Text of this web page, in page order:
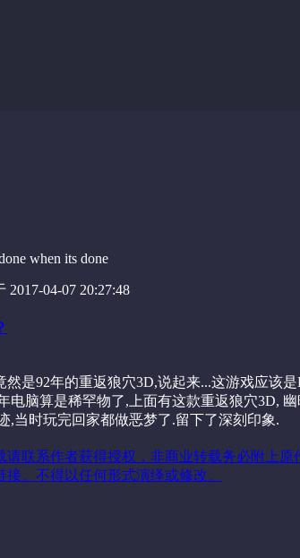
when its done
2017-04-07 20:27:48
是92年的重返狼穴3D,说起来...这游戏应该是
电脑算是稀罕物了,上面有这款重返狼穴3D,
,当时玩完回家都做恶梦了.留下了深刻印象.
联系作者获得授权，非商业转载务必附上原
。不得以任何形式演绎或修改。